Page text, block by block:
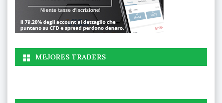
MEJORES TRADERS